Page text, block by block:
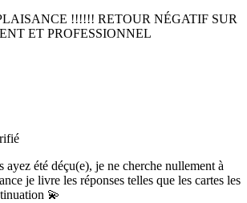
!!!!!! RETOUR NÉGATIF SUR
ET PROFESSIONNEL
ayez été déçu(e), je ne cherche nullement à
je livre les réponses telles que les cartes les
💫